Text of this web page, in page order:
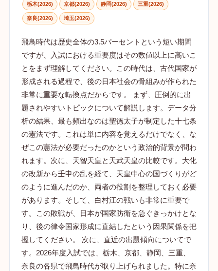
栃木(2026) 京都(2026) 静岡(2026) 三重(2026)
奈良(2026) 埼玉(2026)
飛鳥時代は歴史全体の3.5パーセントという短い期間
ですが、入試における重要度はその数値以上に高いこ
とをまず理解してください。この時代は、古代国家が
形成される過程で、後の日本社会の骨組みが作られた
非常に重要な転換点だからです。 まず、圧倒的に出
題されやすいトピックについて解説します。データ分
析の結果、最も頻出なのは聖徳太子が制定した十七条
の憲法です。これは単に内容を覚えるだけでなく、な
ぜこの憲法が必要だったのかという政治的背景が問わ
れます。次に、天智天皇と天武天皇の比較です。大化
の改新から壬申の乱を経て、天皇中心の国づくりがど
のように進んだのか、両者の役割を整理しておく必要
があります。そして、白村江の戦いも非常に重要で
す。この敗戦が、日本が国家防衛を急ぐきっかけとな
り、後の律令国家形成に直結したという因果関係を把
握してください。 次に、直近の出題傾向についてで
す。2026年度入試では、栃木、京都、静岡、三重、
奈良の各県で飛鳥時代が取り上げられました。特に奈